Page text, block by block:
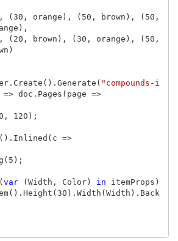
( 30 , orange ), ( 50 , brown ), ( 50 ,
),
( 20 , brown ), ( 30 , orange ), ( 50 ,
)
. Create (). Generate ( "compounds-i
=> doc . Pages ( page =>
, 120 );
(). Inlined ( c =>
( 5 );
( var ( Width , Color) in itemProps )
(). Height ( 30 ). Width ( Width ). Back